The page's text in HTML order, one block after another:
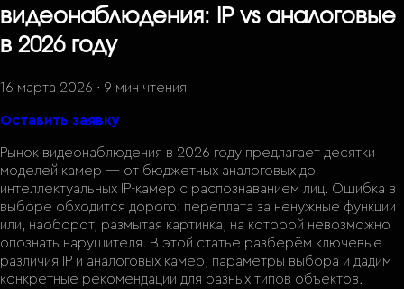
видеонаблюдения: IP vs аналоговые
в 2026 году
16 марта 2026 · 9 мин чтения
Оставить заявку
Рынок видеонаблюдения в 2026 году предлагает десятки
моделей камер — от бюджетных аналоговых до
интеллектуальных IP-камер с распознаванием лиц. Ошибка в
выборе обходится дорого: переплата за ненужные функции
или, наоборот, размытая картинка, на которой невозможно
опознать нарушителя. В этой статье разберём ключевые
различия IP и аналоговых камер, параметры выбора и дадим
конкретные рекомендации для разных типов объектов.